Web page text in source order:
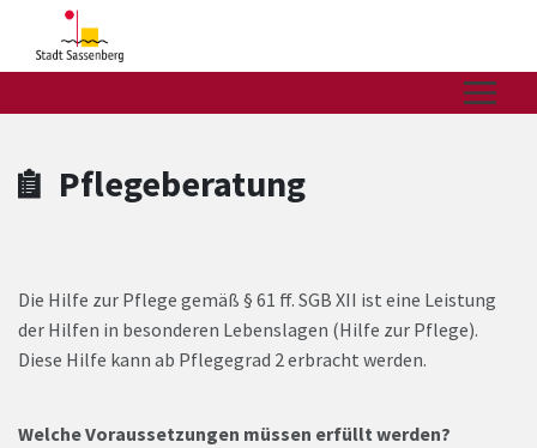
Zum Header
Zum Hauptinhalt
Zum Footer
Zum Hauptinhalt springen
Pflegeberatung
Die Hilfe zur Pflege gemäß § 61 ff. SGB XII ist eine Leistung
der Hilfen in besonderen Lebenslagen (Hilfe zur Pflege).
Diese Hilfe kann ab Pflegegrad 2 erbracht werden.
Welche Voraussetzungen müssen erfüllt werden?